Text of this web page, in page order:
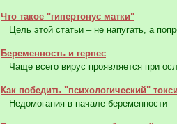
Что такое "гипертонус матки"
Цель этой статьи – не напугать, а
Беременность и герпес
Чаще всего вирус проявляется при
Как победить "психологический"
Недомогания в начале беременности